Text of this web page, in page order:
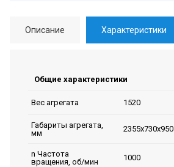
Описание Характеристики
Общие характеристики
Вес агрегата 1520
Габариты агрегата,
мм
2355х730х950
n Частота
вращения, об/мин
1000